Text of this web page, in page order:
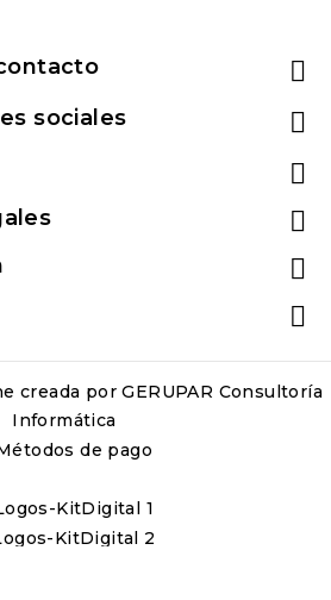

sociales 




creada por GERUPAR Consultoría
Informática